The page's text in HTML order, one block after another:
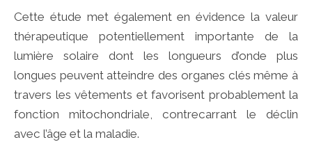
Cette étude met également en évidence la valeur
thérapeutique potentiellement importante de la
lumière solaire dont les longueurs d’onde plus
longues peuvent atteindre des organes clés même à
travers les vêtements et favorisent probablement la
fonction mitochondriale, contrecarrant le déclin
avec l’âge et la maladie.